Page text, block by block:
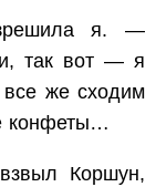
я. —
так вот — я
все же сходим
конфеты…
Коршун,